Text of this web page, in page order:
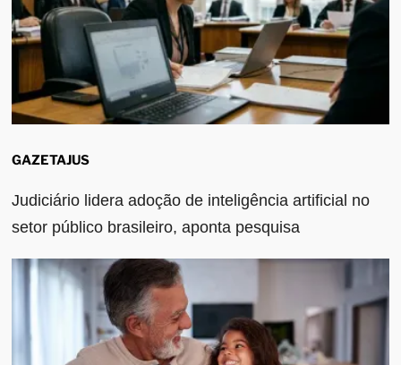
GAZETAJUS
Judiciário lidera adoção de inteligência artificial no
setor público brasileiro, aponta pesquisa